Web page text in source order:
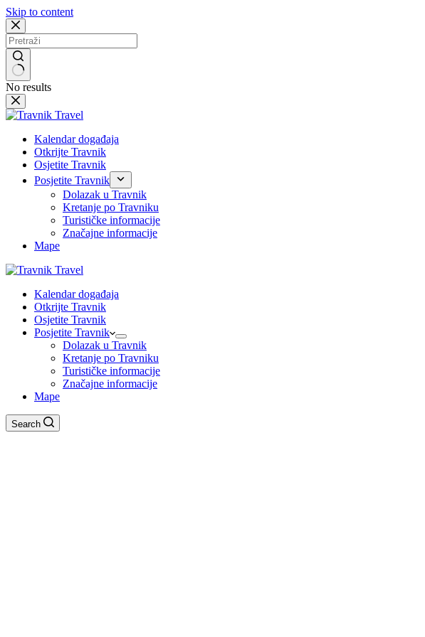
Skip to content
No results
Kalendar događaja
Otkrijte Travnik
Osjetite Travnik
Posjetite Travnik
Dolazak u Travnik
Kretanje po Travniku
Turističke informacije
Značajne informacije
Mape
Kalendar događaja
Otkrijte Travnik
Osjetite Travnik
Posjetite Travnik
Dolazak u Travnik
Kretanje po Travniku
Turističke informacije
Značajne informacije
Mape
Search